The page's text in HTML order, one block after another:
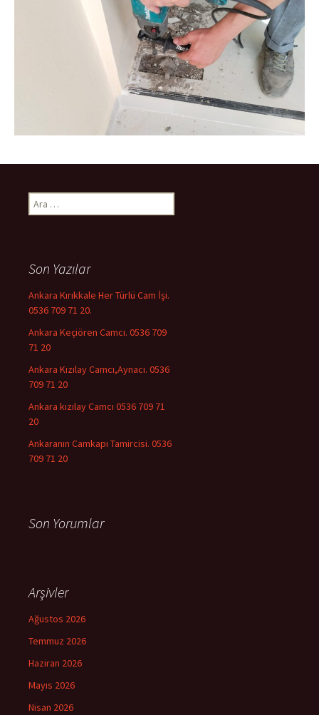
Arama:
Son Yazılar
Ankara Kırıkkale Her Türlü Cam İşi.
0536 709 71 20.
Ankara Keçiören Camcı. 0536 709
71 20
Ankara Kızılay Camcı,Aynacı. 0536
709 71 20
Ankara kızılay Camcı 0536 709 71
20
Ankaranın Camkapı Tamircisi. 0536
709 71 20
Son Yorumlar
Arşivler
Ağustos 2026
Temmuz 2026
Haziran 2026
Mayıs 2026
Nisan 2026